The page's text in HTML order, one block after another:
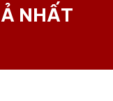
NHẤT